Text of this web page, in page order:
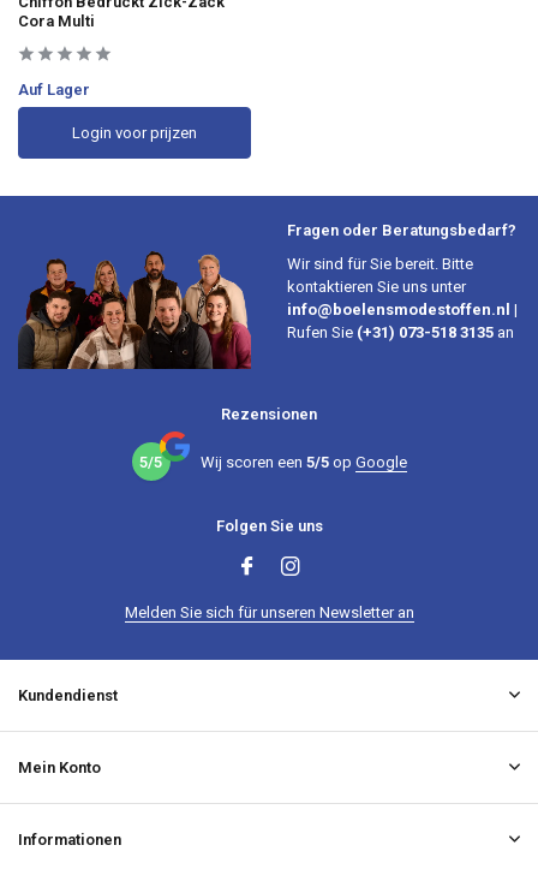
Cora Multi
Auf Lager
Login voor prijzen
Fragen oder Beratungsbedarf?
Wir sind für Sie bereit. Bitte
kontaktieren Sie uns unter
info@boelensmodestoffen.nl |
Rufen Sie (+31) 073-518 3135 an
Rezensionen
5/5 Wij scoren een 5/5op Google
Folgen Sie uns
Melden Sie sich für unseren Newsletter an
Kundendienst
Mein Konto
Informationen